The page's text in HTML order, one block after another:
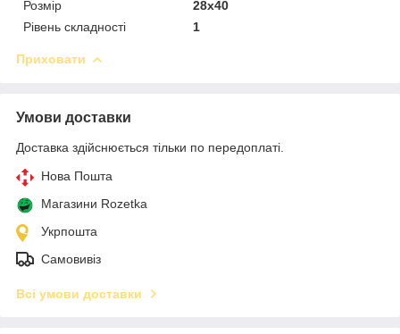
Розмір
28х40
Рівень складності
1
Приховати
Умови доставки
Доставка здійснюється тільки по передоплаті.
Нова Пошта
Магазини Rozetka
Укрпошта
Самовивіз
Всі умови доставки